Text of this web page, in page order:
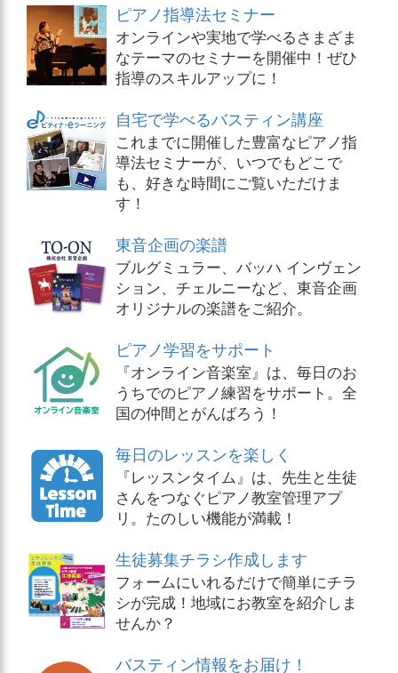
ピアノ指導法セミナー
オンラインや実地で学べるさまざま
なテーマのセミナーを開催中！ぜひ
指導のスキルアップに！
自宅で学べるバスティン講座
これまでに開催した豊富なピアノ指
導法セミナーが、いつでもどこで
も、好きな時間にご覧いただけま
す！
東音企画の楽譜
ブルグミュラー、バッハ インヴェン
ション、チェルニーなど、東音企画
オリジナルの楽譜をご紹介。
ピアノ学習をサポート
『オンライン音楽室』は、毎日のお
うちでのピアノ練習をサポート。全
国の仲間とがんばろう！
毎日のレッスンを楽しく
『レッスンタイム』は、先生と生徒
さんをつなぐピアノ教室管理アプ
リ。たのしい機能が満載！
生徒募集チラシ作成します
フォームにいれるだけで簡単にチラ
シが完成！地域にお教室を紹介しま
せんか？
バスティン情報をお届け！